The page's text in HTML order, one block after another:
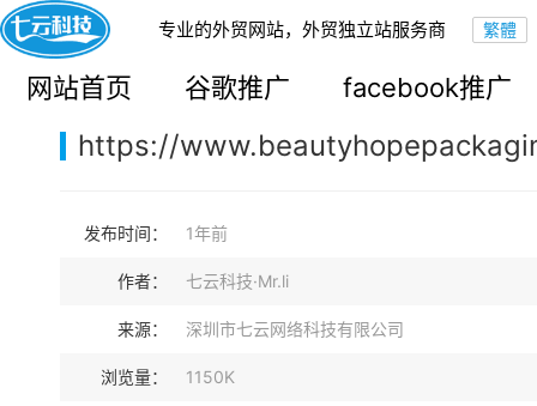
专业的外贸网站，外贸独立站服务商
网站首页 谷歌推广 facebook推广
您的当前位置： 网站首页>案例展示>B2B外贸独立站
https://
发布时间： 1年前
作者： 七云科技·Mr.li
来源： 深圳市七云网络科技有限公司
浏览量： 1150K